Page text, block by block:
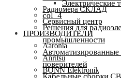
Радиомера СКЛАД
Сервисный центр
ПРОИЗВОДИТЕЛИ
Aaronia
Anritsu
BONN Elektronik
Электрические
col_4
Решения для
промышленности
Автоматизированные
поверителей